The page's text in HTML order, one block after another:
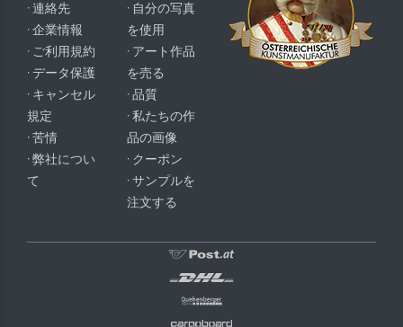
· 連絡先
· 企業情報
· ご利用規約
· データ保護
· キャンセル
規定
· 苦情
· 弊社につい
て
· 自分の写真
を使用
· アート作品
を売る
· 品質
· 私たちの作
品の画像
· クーポン
· サンプルを
注文する